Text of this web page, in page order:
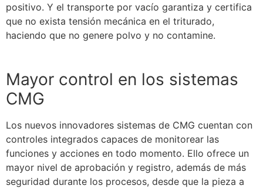
positivo. Y el transporte por vacío garantiza y certifica
que no exista tensión mecánica en el triturado,
haciendo que no genere polvo y no contamine.
Mayor control en los sistemas
CMG
Los nuevos innovadores sistemas de CMG cuentan con
controles integrados capaces de monitorear las
funciones y acciones en todo momento. Ello ofrece un
mayor nivel de aprobación y registro, además de más
seguridad durante los procesos, desde que la pieza a